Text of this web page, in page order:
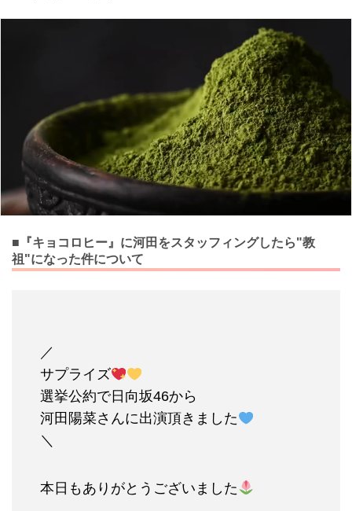
■『キョコロヒー』に河田をスタッフィングしたら"教
祖"になった件について
／
サプライズ
選挙公約で日向坂46から
河田陽菜さんに出演頂きました
＼
本日もありがとうございました